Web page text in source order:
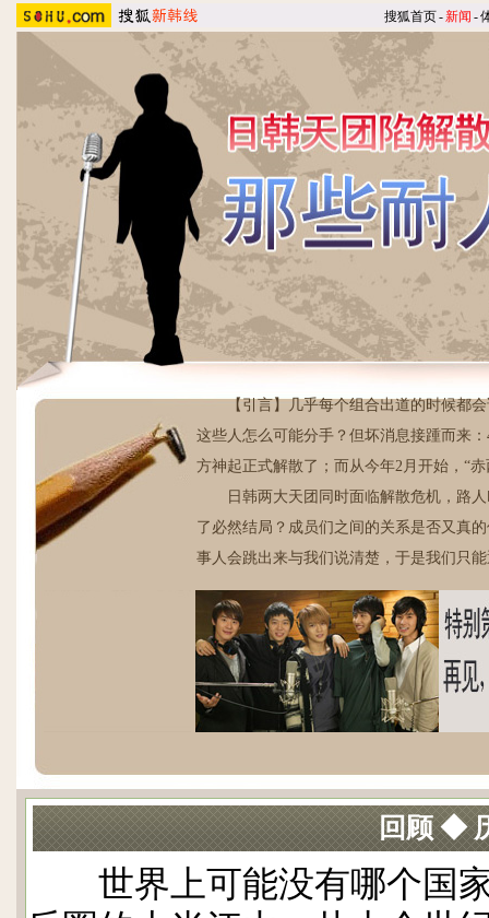
搜狐首页-新闻 -
【引言】几乎每个组合出道的时候都会说“toghter、
这些人怎么可能分手？但坏消息接踵而来：4月3日，
方神起正式解散了；而从今年2月开始，“赤西仁欲脱
日韩两大天团同时面临解散危机，路人叹惋，粉丝
了必然结局？成员们之间的关系是否又真的像我们认
事人会跳出来与我们说清楚，于是我们只能通过蛛
回顾 ◆
世界上可能没有哪个国家